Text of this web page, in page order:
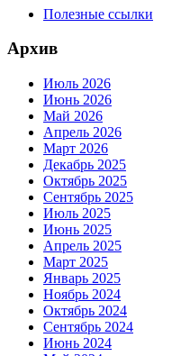
Полезные ссылки
Архив
Июль 2026
Июнь 2026
Май 2026
Апрель 2026
Март 2026
Декабрь 2025
Октябрь 2025
Сентябрь 2025
Июль 2025
Июнь 2025
Апрель 2025
Март 2025
Январь 2025
Ноябрь 2024
Октябрь 2024
Сентябрь 2024
Июнь 2024